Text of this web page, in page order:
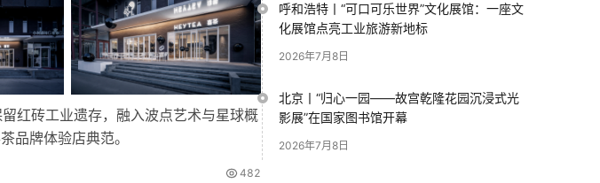
红砖工业遗存，融入波点艺术与星球概
品牌体验店典范。
482
呼和浩特丨“可口可乐世界”文化展馆：一座文
化展馆点亮工业旅游新地标
2026年7月8日
北京丨“归心一园——故宫乾隆花园沉浸式光
影展”在国家图书馆开幕
2026年7月8日